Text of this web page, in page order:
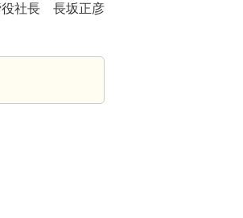
役社⾧ ⾧坂正彦